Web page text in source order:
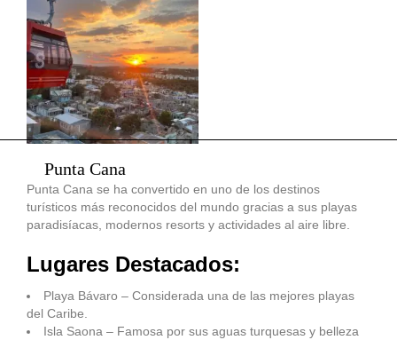
Punta Cana
Punta Cana se ha convertido en uno de los destinos
turísticos más reconocidos del mundo gracias a sus playas
paradisíacas, modernos resorts y actividades al aire libre.
Lugares Destacados:
Playa Bávaro – Considerada una de las mejores playas
del Caribe.
Isla Saona – Famosa por sus aguas turquesas y belleza